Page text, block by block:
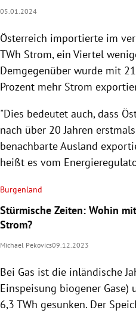
05.01.2024
Österreich importierte im
TWh Strom, ein Viertel
Demgegenüber wurde mit
Prozent mehr Strom
"Dies bedeutet auch, dass
nach über 20 Jahren
benachbarte Ausland
heißt es vom
Burgenland
Stürmische Zeiten: Wohin
Strom?
Michael Pekovics09.12.2023
Bei Gas ist die inländische
Einspeisung biogener Gase)
6,3 TWh gesunken. Der